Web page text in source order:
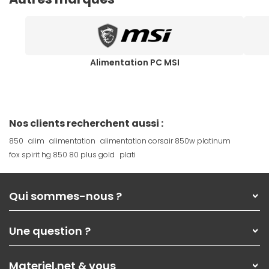
Alimentation PC MSI
Nos clients recherchent aussi :
850 alim alimentation alimentation corsair 850w platinum
fox spirit hg 850 80 plus gold plati
Qui sommes-nous ?
Nos services
Les magasins Materiel.net
Nos solutions pour les pros
Une question ?
Materiel.net & vous